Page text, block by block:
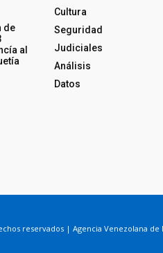
de
al
Cultura
Seguridad
Judiciales
Análisis
Datos
reservados | Agencia Venezolana